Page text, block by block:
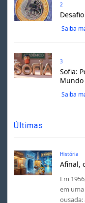
2
Saiba
3
Sofia:
Mundo
Saiba
Últimas
História
Afinal,
Em
em
ousada: